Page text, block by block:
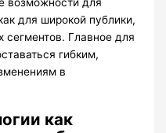
для широкой публики,
сегментов. Главное для
гибким,
в
как